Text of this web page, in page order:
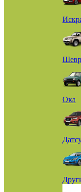
Ока